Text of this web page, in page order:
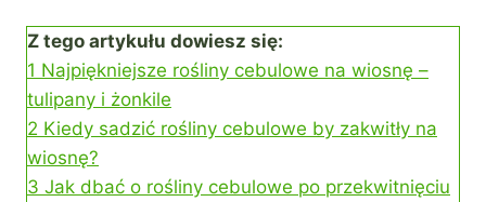
Z tego artykułu dowiesz się:
1 Najpiękniejsze rośliny cebulowe na wiosnę –
tulipany i żonkile
2 Kiedy sadzić rośliny cebulowe by zakwitły na
wiosnę?
3 Jak dbać o rośliny cebulowe po przekwitnięciu